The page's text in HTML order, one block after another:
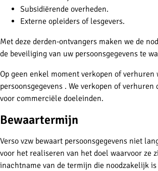
Subsidiërende overheden.
Externe opleiders of lesgevers.
Met deze derden-ontvangers maken we de
de beveiliging van uw persoonsgegevens te
Op geen enkel moment verkopen of verhuren
persoonsgegevens . We verkopen of verhuren
voor commerciële doeleinden.
Bewaartermijn
Verso vzw bewaart persoonsgegevens niet
voor het realiseren van het doel waarvoor ze
inachtname van de termijn die noodzakelijk is